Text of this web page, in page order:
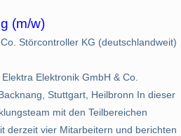
(m/w)
Störcontroller KG (deutschlandweit)
Elektronik GmbH & Co.
Stuttgart, Heilbronn In dieser
mit den Teilbereichen
derzeit vier Mitarbeitern und berichten